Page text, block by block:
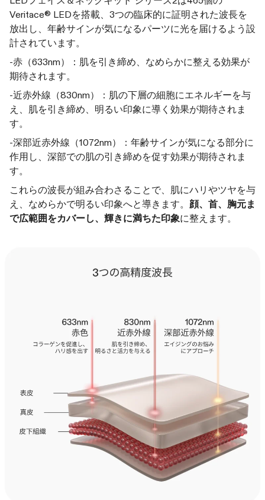
Veritace® LEDを搭載、3つの臨床的に証明された波長を
放出し、年齢サインが気になるパーツに光を届けるよう設
計されています。
-赤（633nm）：肌を引き締め、なめらかに整える効果が
期待されます。
-近赤外線（830nm）：肌の下層の細胞にエネルギーを与
え、肌を引き締め、明るい印象に導く効果が期待されま
す。
-深部近赤外線（1072nm）：年齢サインが気になる部分に
作用し、深部での肌の引き締めを促す効果が期待されま
す。
これらの波長が組み合わさることで、肌にハリやツヤを与
え、なめらかで明るい印象へと導きます。 顔、首、胸元ま
で広範囲をカバーし、輝きに満ちた印象に整えます。